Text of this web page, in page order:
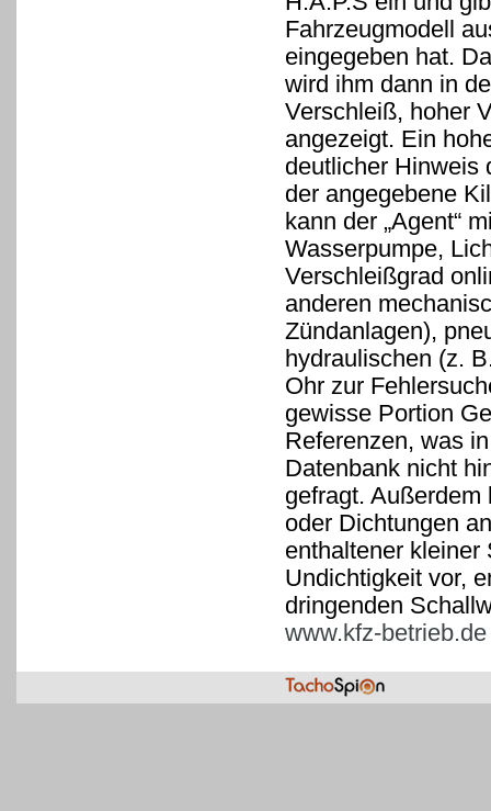
Fahrzeugmodell
eingegeben hat.
wird ihm dann in
Verschleiß, hoher
angezeigt. Ein
deutlicher Hinweis
der angegebene
kann der „Agent“
Wasserpumpe,
Verschleißgrad
anderen
Zündanlagen),
hydraulischen (z.
Ohr zur
gewisse Portion
Referenzen, was
Datenbank nicht
gefragt.
oder Dichtungen
enthaltener kleiner
Undichtigkeit vor,
dringenden
www.kfz-betrieb.de